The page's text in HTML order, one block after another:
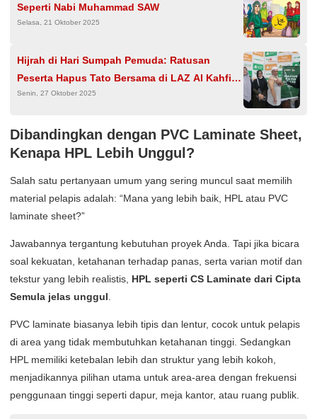
Seperti Nabi Muhammad SAW
Selasa, 21 Oktober 2025
Hijrah di Hari Sumpah Pemuda: Ratusan
Peserta Hapus Tato Bersama di LAZ Al Kahfi
Peduli
Senin, 27 Oktober 2025
Dibandingkan dengan PVC Laminate Sheet,
Kenapa HPL Lebih Unggul?
Salah satu pertanyaan umum yang sering muncul saat memilih
material pelapis adalah: “Mana yang lebih baik, HPL atau PVC
laminate sheet?”
Jawabannya tergantung kebutuhan proyek Anda. Tapi jika bicara
soal kekuatan, ketahanan terhadap panas, serta varian motif dan
tekstur yang lebih realistis, HPL seperti CS Laminate dari Cipta
Semula jelas unggul
PVC laminate biasanya lebih tipis dan lentur, cocok untuk pelapis
di area yang tidak membutuhkan ketahanan tinggi. Sedangkan
HPL memiliki ketebalan lebih dan struktur yang lebih kokoh,
menjadikannya pilihan utama untuk area-area dengan frekuensi
penggunaan tinggi seperti dapur, meja kantor, atau ruang publik.